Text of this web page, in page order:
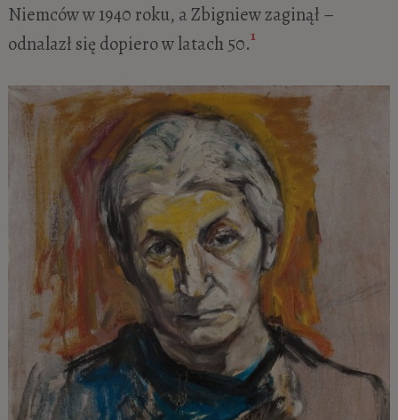
Niemców w 1940 roku, a Zbigniew zaginął –
odnalazł się dopiero w latach 50.1